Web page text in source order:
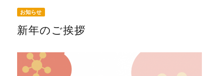
お知らせ
新年のご挨拶